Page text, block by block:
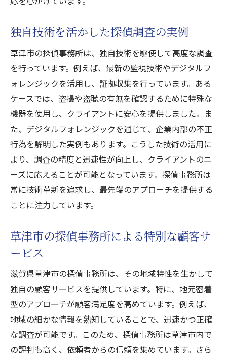
独自技術を活かした探偵調査の実例
草津市の探偵事務所は、独自技術を駆使して高度な調査
を行っています。例えば、最新の監視技術やデジタルフ
ォレンジックを活用し、証拠収集を行っています。ある
ケースでは、盗撮や盗聴の有無を確認するために特殊な
機器を使用し、クライアントに安心を提供しました。ま
た、デジタルフォレンジックを通じて、企業内部の不正
行為を解明した実例もあります。こうした技術の活用に
より、調査の精度と迅速性が向上し、クライアントのニ
ーズに応えることが可能となっています。探偵事務所は
常に技術革新を追求し、最先端のアプローチを提供する
ことに注力しています。
草津市の探偵事務所による特別な顧客サ
ービス
滋賀県草津市の探偵事務所は、その地域特性を生かして
独自の顧客サービスを提供しています。特に、地元密着
型のアプローチが顧客満足度を高めています。例えば、
地域の細かな情報を熟知していることで、迅速かつ正確
な調査が可能です。このため、探偵事務所は草津市内で
の評判も高く、依頼者からの信頼を集めています。さら